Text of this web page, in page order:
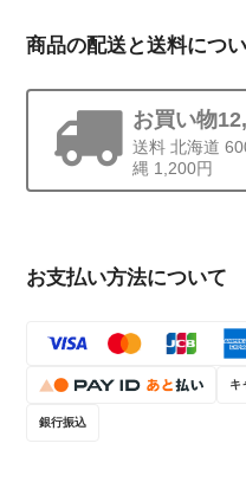
商品の配送と送料につ
お買い物
送料 北海道
縄 1,200円
お支払い方法について
キ
銀行振込